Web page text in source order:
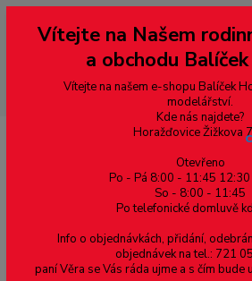
--- pro zákazníky ze Slovenska a jiných zemí,
přepněte si e-shop na euro 💶 pro přepočet
dobírky – pokud si z nějakého důvodu
domluvě zaslána znovu s opětovnou
případě bude zrušena a účet přidán na
objednávky.
Vítejte na Našem
a obchodu
Vítejte na našem e-shopu Balíček
modelářství.
Kde nás najdete?
Horažďovice Žižkova
Otevřeno
Po - Pá 8:00 - 11:45
So - 8:00 - 11:45
Po telefonické domluvě
Info o objednávkách, přidání,
objednávek na tel.: 721
paní Věra se Vás ráda ujme a s čím bude